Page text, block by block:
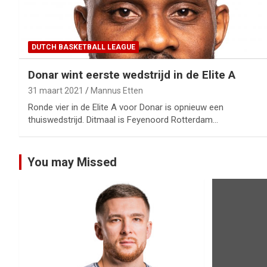
DUTCH BASKETBALL LEAGUE
Donar wint eerste wedstrijd in de Elite A
31 maart 2021 Mannus Etten
Ronde vier in de Elite A voor Donar is opnieuw een
thuiswedstrijd. Ditmaal is Feyenoord Rotterdam…
You may Missed